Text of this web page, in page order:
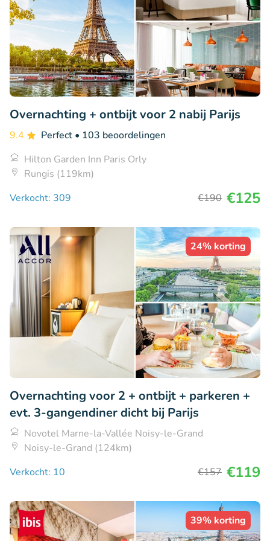
Overnachting + ontbijt voor 2 nabij Parijs
9.4 Perfect • 103 beoordelingen
Hilton Garden Inn Paris Orly
Rungis (119km)
Verkocht: 309
€190 €125
24% korting
Overnachting voor 2 + ontbijt + parkeren +
evt. 3-gangendiner dicht bij Parijs
Novotel Marne-la-Vallée Noisy-le-Grand
Noisy-le-Grand (124km)
Verkocht: 10
€157 €119
39% korting